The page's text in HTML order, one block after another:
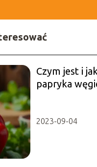
Czym jest i
papryka
2023-09-04